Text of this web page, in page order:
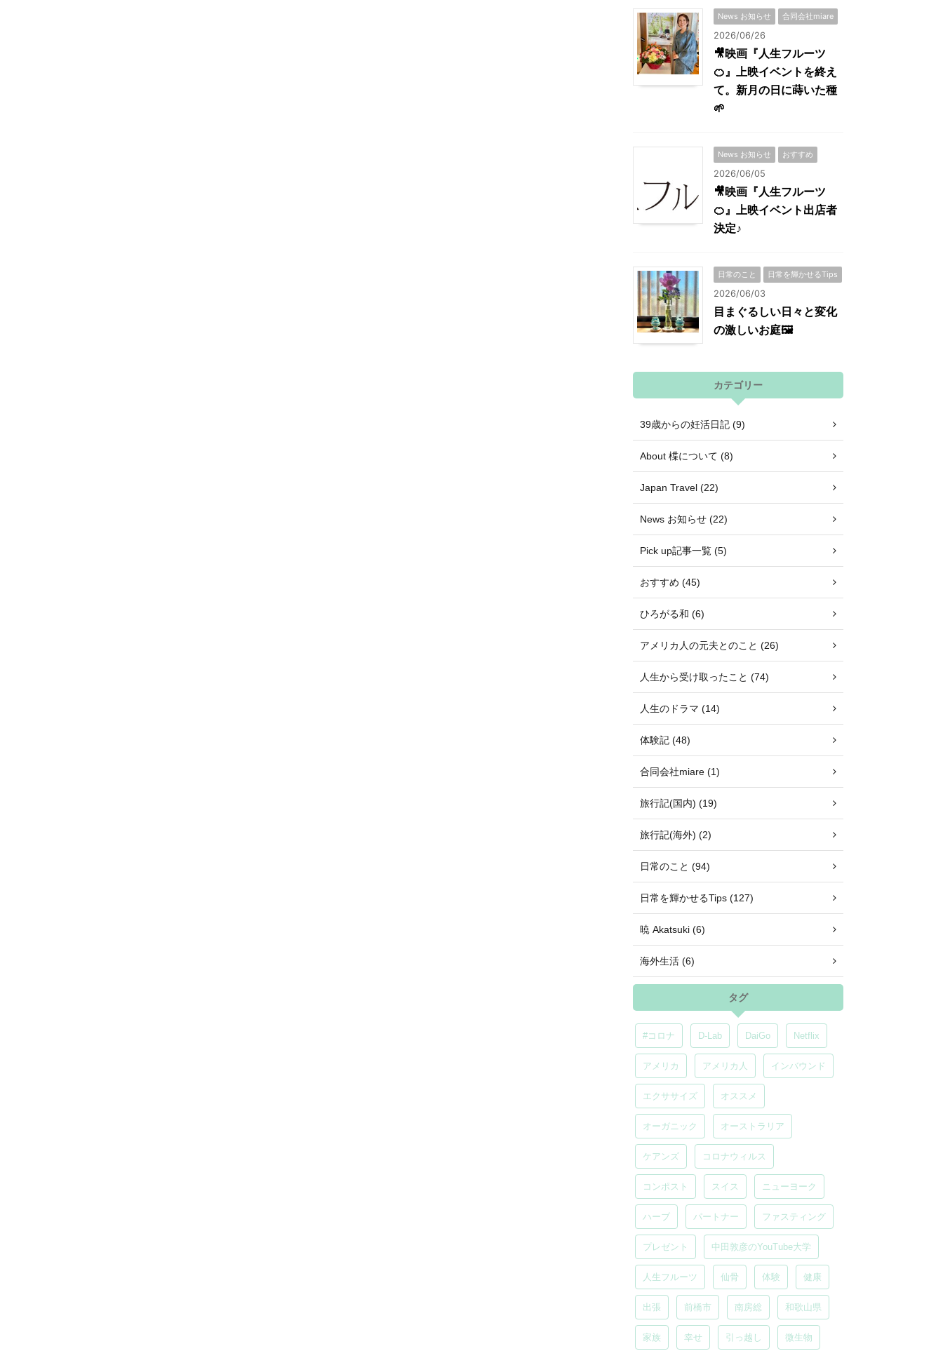
News お知らせ 合同会社miare
2026/06/26
🎥映画『人生フルーツ
🍊』上映イベントを終え
て。新月の日に蒔いた種
🌱
News お知らせ おすすめ
2026/06/05
🎥映画『人生フルーツ
🍊』上映イベント出店者
決定♪
日常のこと 日常を輝かせるTips
2026/06/03
目まぐるしい日々と変化
の激しいお庭🖼
カテゴリー
39歳からの妊活日記 (9)
About 楪について (8)
Japan Travel (22)
News お知らせ (22)
Pick up記事一覧 (5)
おすすめ (45)
ひろがる和 (6)
アメリカ人の元夫とのこと (26)
人生から受け取ったこと (74)
人生のドラマ (14)
体験記 (48)
合同会社miare (1)
旅行記(国内) (19)
旅行記(海外) (2)
日常のこと (94)
日常を輝かせるTips (127)
暁 Akatsuki (6)
海外生活 (6)
タグ
#コロナ D-Lab DaiGo Netflix
アメリカ アメリカ人 インバウンド
エクササイズ オススメ
オーガニック オーストラリア
ケアンズ コロナウィルス
コンポスト スイス ニューヨーク
ハーブ パートナー ファスティング
プレゼント 中田敦彦のYouTube大学
人生フルーツ 仙骨 体験 健康
出張 前橋市 南房総 和歌山県
家族 幸せ 引っ越し 微生物